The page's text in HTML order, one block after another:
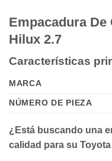
Empacadura De
Hilux 2.7
Características
MARCA
NÚMERO DE PIEZA
¿Está buscando una
calidad para su